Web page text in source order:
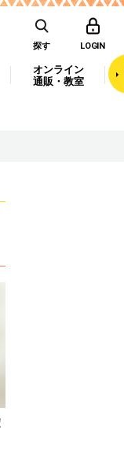
探す LOGIN
オンライン
通販・教室